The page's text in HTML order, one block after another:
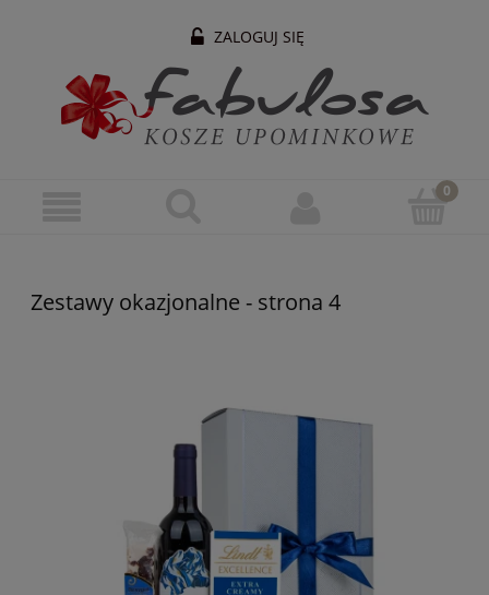
ZALOGUJ SIĘ
Zestawy okazjonalne - strona 4